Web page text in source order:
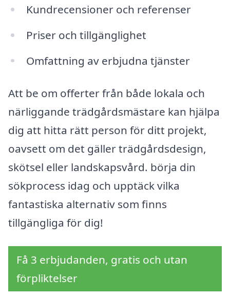
Kundrecensioner och referenser
Priser och tillgänglighet
Omfattning av erbjudna tjänster
Att be om offerter från både lokala och
närliggande trädgårdsmästare kan hjälpa
dig att hitta rätt person för ditt projekt,
oavsett om det gäller trädgårdsdesign,
skötsel eller landskapsvård. börja din
sökprocess idag och upptäck vilka
fantastiska alternativ som finns
tillgängliga för dig!
Få 3 erbjudanden, gratis och utan
förpliktelser